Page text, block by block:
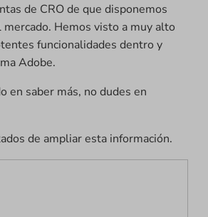
de CRO de que disponemos
Hemos visto a muy alto
funcionalidades dentro y
Adobe.
en saber más, no dudes en
de ampliar esta información.